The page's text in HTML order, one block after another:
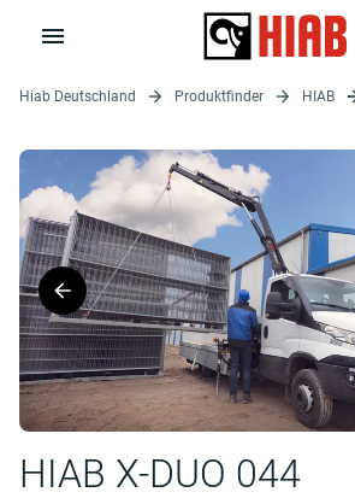
Hiab Deutschland Produktfinder HIAB
HIAB X-DUO 044